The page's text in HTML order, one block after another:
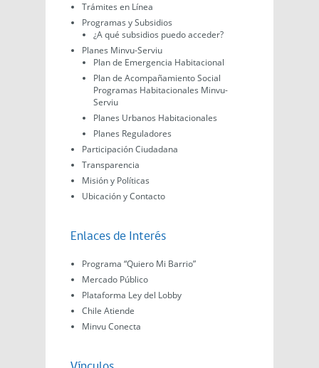
Trámites en Línea
Programas y Subsidios
¿A qué subsidios puedo acceder?
Planes Minvu-Serviu
Plan de Emergencia Habitacional
Plan de Acompañamiento Social
Programas Habitacionales Minvu-
Serviu
Planes Urbanos Habitacionales
Planes Reguladores
Participación Ciudadana
Transparencia
Misión y Políticas
Ubicación y Contacto
Enlaces de Interés
Programa “Quiero Mi Barrio”
Mercado Público
Plataforma Ley del Lobby
Chile Atiende
Minvu Conecta